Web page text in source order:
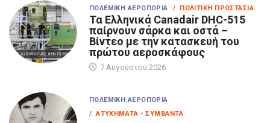
ΠΟΛΕΜΙΚΉ ΑΕΡΟΠΟΡΊΑ / ΠΟΛΙΤΙΚΉ ΠΡΟΣΤΑΣΊΑ
Τα Eλληνικά Canadair DHC-515
παίρνουν σάρκα και οστά –
Βίντεο με την κατασκευή του
πρώτου αεροσκάφους
7 Αυγούστου 2026
ΠΟΛΕΜΙΚΉ ΑΕΡΟΠΟΡΊΑ
/ ΑΤΥΧΉΜΑΤΑ - ΣΥΜΒΆΝΤΑ